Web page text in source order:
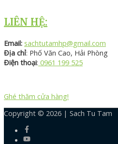
LIÊN HỆ:
Email: sachtutamhp@gmail.com
Địa chỉ: Phố Văn Cao, Hải Phòng
Điện thoại: 0961 199 525
Ghé thăm cửa hàng!
Copyright © 2026 | Sach Tu Tam